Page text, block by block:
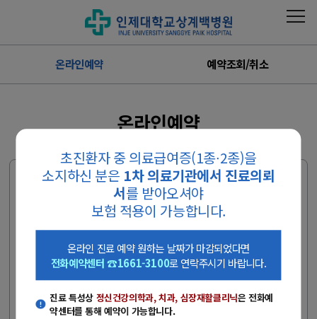
온라인예약 예약조회/취소
초진환자 중 의료급여증(1종∙2종)을
소지하신 분은 1차 의료기관에서 진료의뢰
서를 받아오셔야
보험 적용이 가능합니다.
온라인 진료 예약 원하는 날짜가 마감되었다면
전화예약센터 ☎1661-3100로 연락주시기 바랍니다.
진료 특성상 정신건강의학과, 치과, 심장재활클리닉은 전화예
약센터를 통해 예약이 가능합니다.
온라인예약
외래진료 예약 전 안내사항
정신건강의학과, 치과, 심장재활클리닉
터를 통해 예약이 가능합니다.
온라인 진료 예약 원하는 날짜가 마감되었다면, 전화예약센터
(☎1661-3100)로 연락주시기 바랍니다.
(상담시간 : 평일 08:00~17:00, 토요일 08:00~12:00)
병원 진료 시 환자 본인 신분증을 꼭 지참하시기 바랍니다.